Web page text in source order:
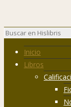
Inicio
Libros